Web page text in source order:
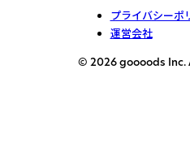
プライバシーポ
運営会社
© 2026 goooods Inc.